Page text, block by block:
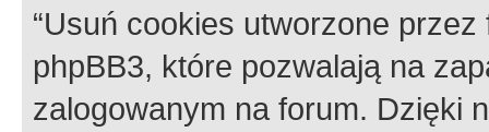
“Usuń cookies utworzone
phpBB3, które pozwalają na
zalogowanym na forum. Dzięki